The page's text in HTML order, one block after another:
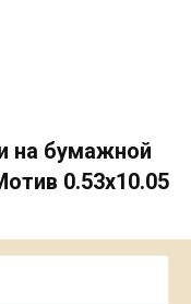
на бумажной
0.53х10.05